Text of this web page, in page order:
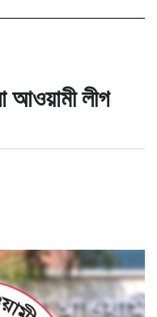
আওয়ামী লীগ